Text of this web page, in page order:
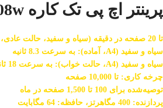
پرینتر اچ پی تک کاره HP Laser 108w
تا 20 صفحه در دقیقه (سیاه و سفید، حالت عادی، A4)
سیاه و سفید (A4، آماده): به سرعت 8.3 ثانیه
سیاه و سفید (A4، حالت خواب): به سرعت 18 ثانیه (15 دقیقه)
چرخه کاری: تا 10,000 صفحه
توصیه‌شده برای 100 تا 1,500 صفحه در ماه
پردازنده: 400 مگاهرتز، حافظه: 64 مگابایت